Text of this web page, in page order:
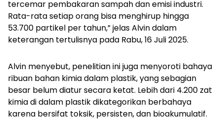
tercemar pembakaran sampah dan emisi industri.
Rata-rata setiap orang bisa menghirup hingga
53.700 partikel per tahun,” jelas Alvin dalam
keterangan tertulisnya pada Rabu, 16 Juli 2025.
Alvin menyebut, penelitian ini juga menyoroti bahaya
ribuan bahan kimia dalam plastik, yang sebagian
besar belum diatur secara ketat. Lebih dari 4.200 zat
kimia di dalam plastik dikategorikan berbahaya
karena bersifat toksik, persisten, dan bioakumulatif.